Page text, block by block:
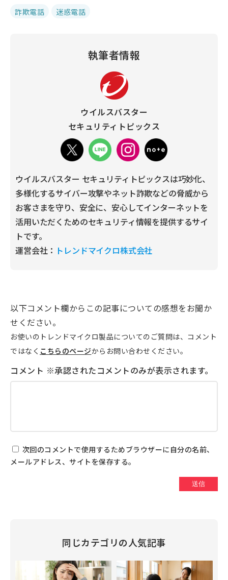
詐欺電話 迷惑電話
執筆者情報
ウイルスバスター
セキュリティトピックス
ウイルスバスター セキュリティトピックスは巧妙化、
多様化するサイバー攻撃やネット詐欺などの脅威から
お客さまを守り、安全に、安心してインターネットを
活用いただくためのセキュリティ情報を提供するサイ
トです。
運営会社： トレンドマイクロ株式会社
以下コメント欄からこの記事についての感想をお聞か
せください。
お使いのトレンドマイクロ製品についてのご質問は、コメント
ではなく こちらのページからお問い合わせください。
次回のコメントで使用するためブラウザーに自分の名前、
メールアドレス、サイトを保存する。
同じカテゴリの人気記事